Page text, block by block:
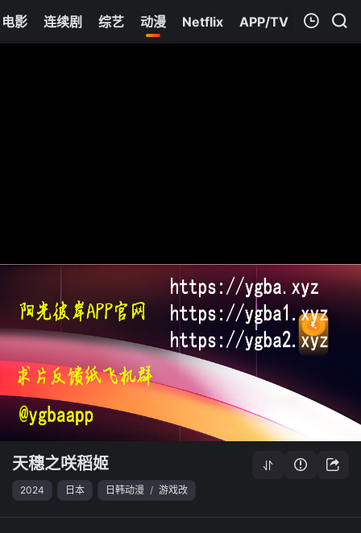
电影 连续剧 综艺 动漫 Netflix APP/TV
天穗之咲稻姬
2024 日本 日韩动漫 / 游戏改